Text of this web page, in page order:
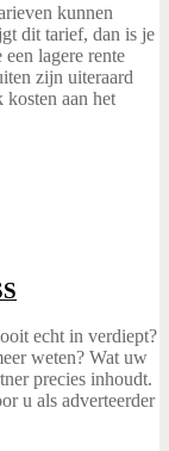
kunnen
dit tarief, dan is je
lagere rente
zijn uiteraard
aan het
echt in verdiept?
weten? Wat uw
precies inhoudt.
u als adverteerder